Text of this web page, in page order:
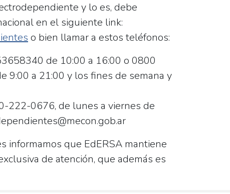
y lo es, debe
en el siguiente link:
o bien llamar a estos teléfonos:
de 10:00 a 16:00 o 0800
9:00 a 21:00 y los fines de semana y
222-0676, de lunes a viernes de
informamos que EdERSA mantiene
de atención, que además es